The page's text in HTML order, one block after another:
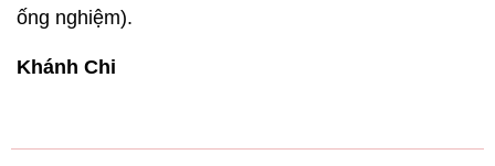
ống nghiệm).
Khánh Chi